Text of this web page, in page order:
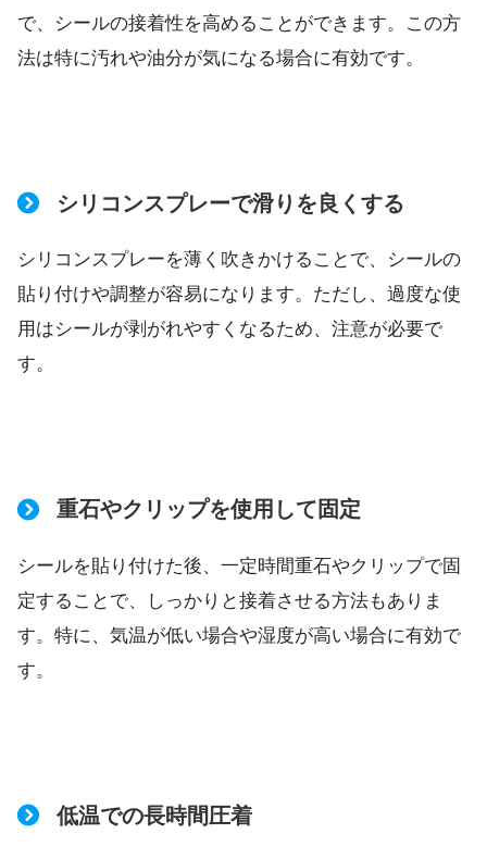
で、シールの接着性を高めることができます。この方
法は特に汚れや油分が気になる場合に有効です。
シリコンスプレーで滑りを良くする
シリコンスプレーを薄く吹きかけることで、シールの
貼り付けや調整が容易になります。ただし、過度な使
用はシールが剥がれやすくなるため、注意が必要で
す。
重石やクリップを使用して固定
シールを貼り付けた後、一定時間重石やクリップで固
定することで、しっかりと接着させる方法もありま
す。特に、気温が低い場合や湿度が高い場合に有効で
す。
低温での長時間圧着